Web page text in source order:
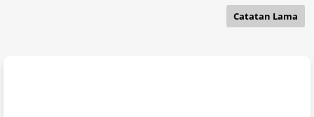
Catatan Lama